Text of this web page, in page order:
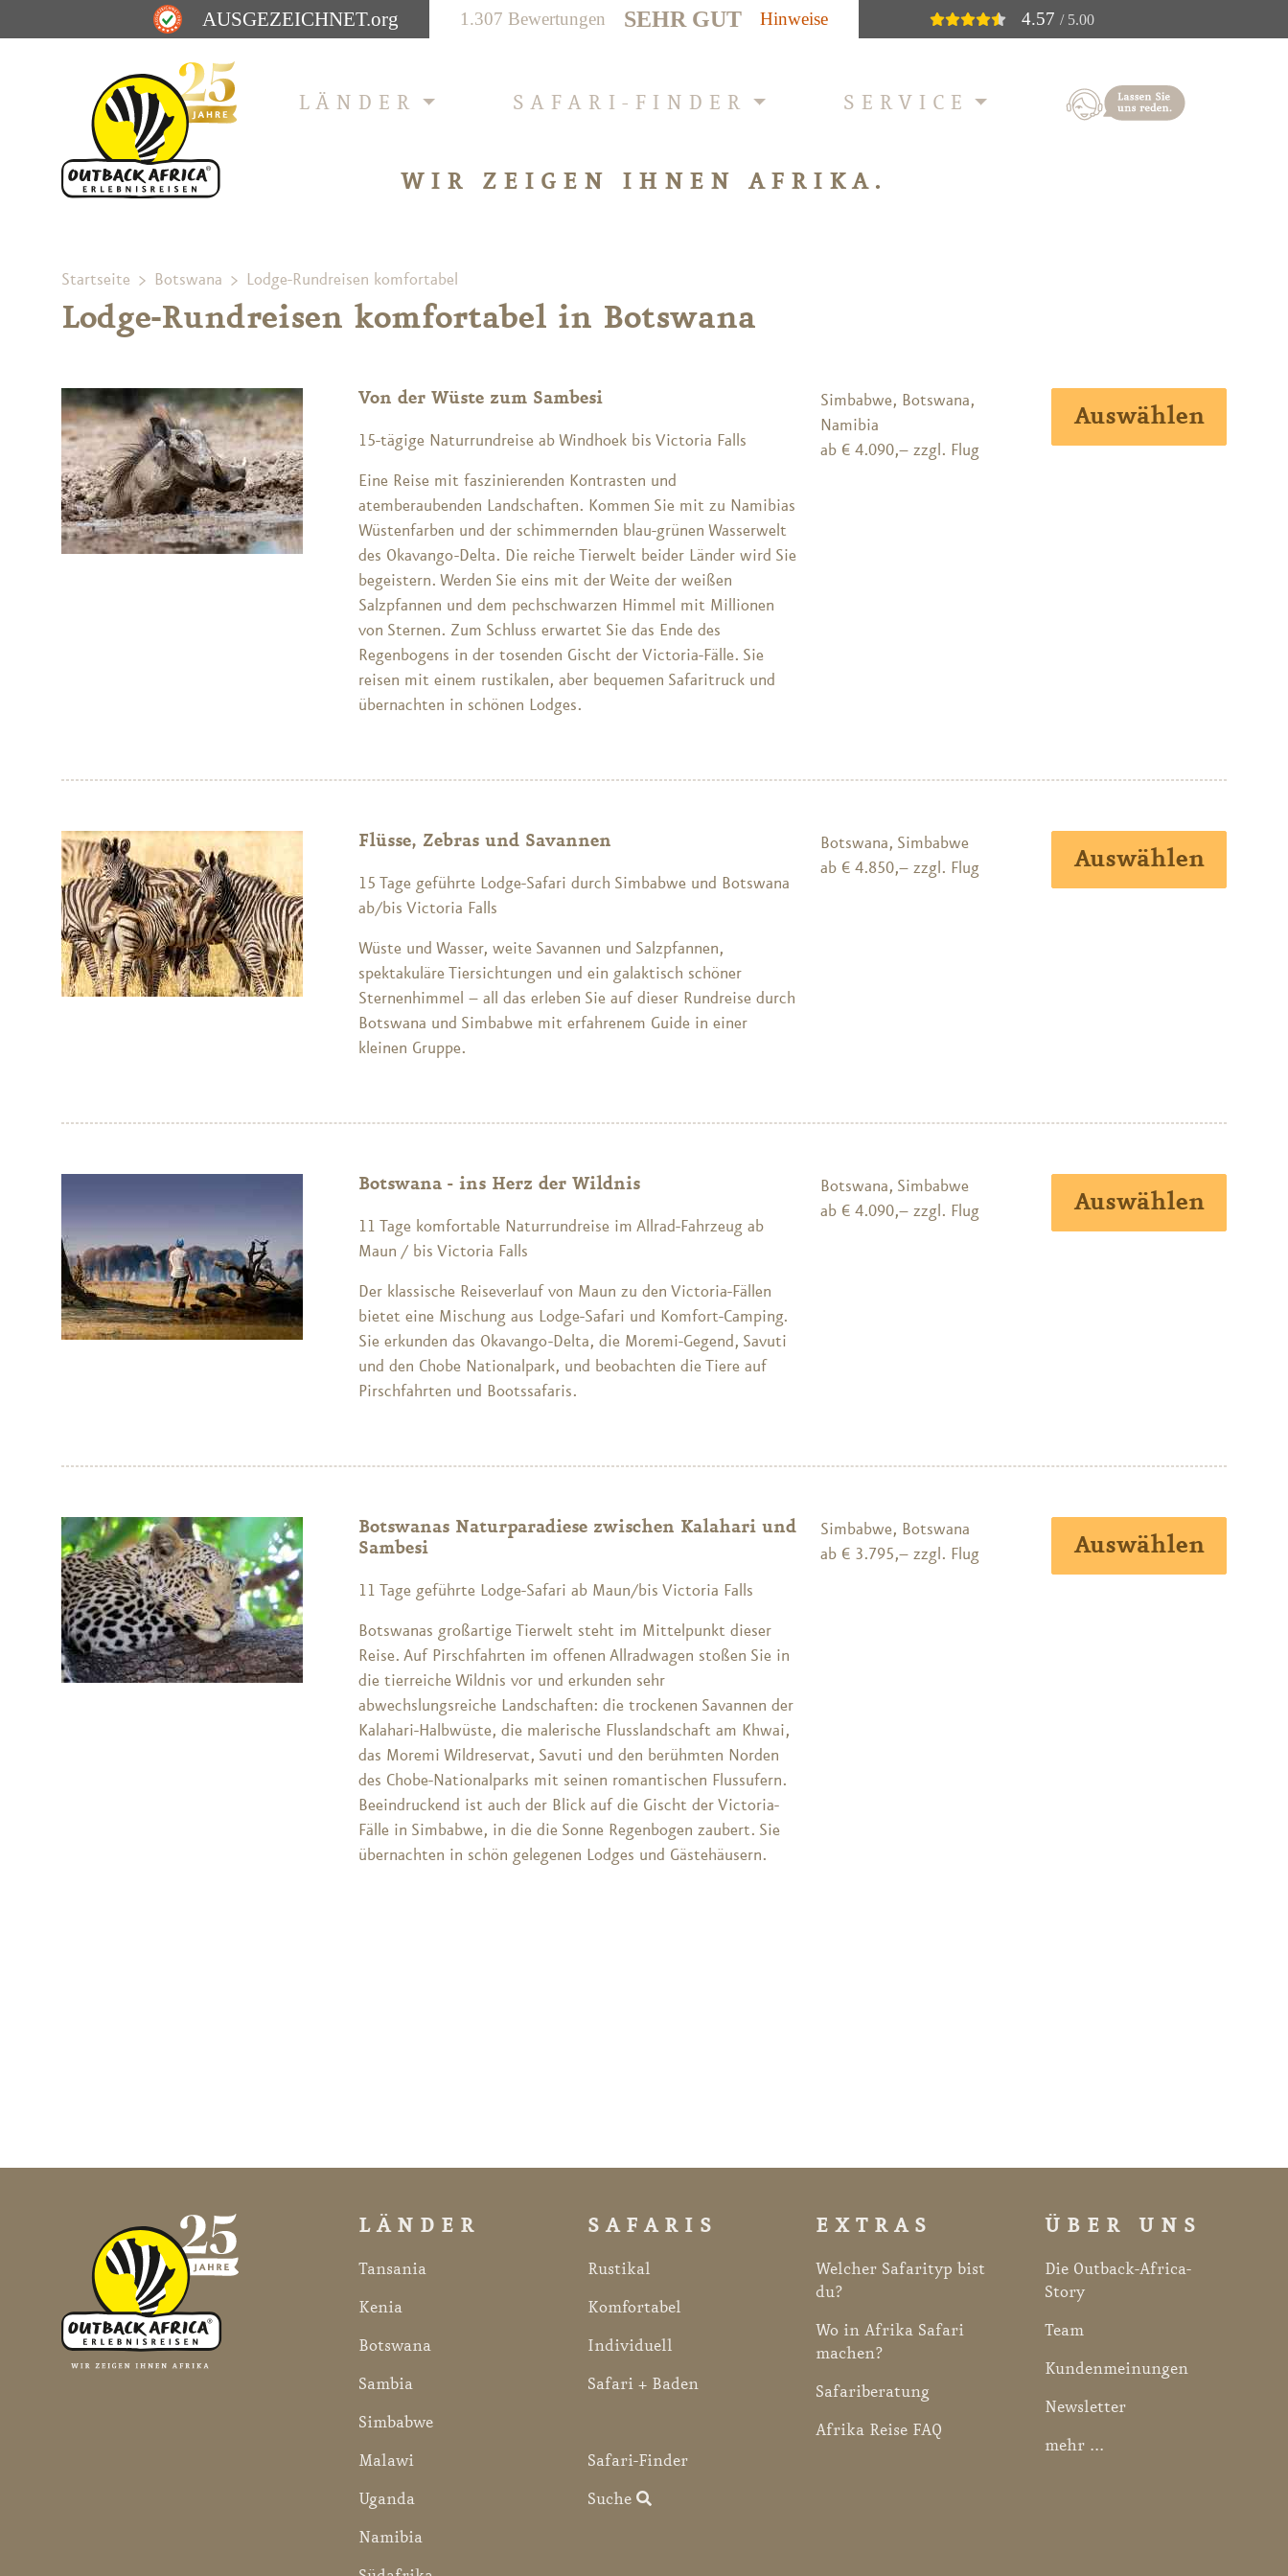
AUSGEZEICHNET.org 1.307 Bewertungen SEHR GUT Hinweise 4.57/ 5.00
LÄNDER SAFARI-FINDER SERVICE
WIR ZEIGEN IHNEN AFRIKA.
Startseite Botswana Lodge-Rundreisen komfortabel
Lodge-Rundreisen komfortabel in Botswana
Von der Wüste zum Sambesi
15-tägige Naturrundreise ab Windhoek bis Victoria Falls
Eine Reise mit faszinierenden Kontrasten und
atemberaubenden Landschaften. Kommen Sie mit zu Namibias
Wüstenfarben und der schimmernden blau-grünen Wasserwelt
des Okavango-Delta. Die reiche Tierwelt beider Länder wird Sie
begeistern. Werden Sie eins mit der Weite der weißen
Salzpfannen und dem pechschwarzen Himmel mit Millionen
von Sternen. Zum Schluss erwartet Sie das Ende des
Regenbogens in der tosenden Gischt der Victoria-Fälle. Sie
reisen mit einem rustikalen, aber bequemen Safaritruck und
übernachten in schönen Lodges.
Simbabwe, Botswana,
Namibia
ab € 4.090,– zzgl. Flug
Auswählen
Flüsse, Zebras und Savannen
15 Tage geführte Lodge-Safari durch Simbabwe und Botswana
ab/bis Victoria Falls
Wüste und Wasser, weite Savannen und Salzpfannen,
spektakuläre Tiersichtungen und ein galaktisch schöner
Sternenhimmel – all das erleben Sie auf dieser Rundreise durch
Botswana und Simbabwe mit erfahrenem Guide in einer
kleinen Gruppe.
Botswana, Simbabwe
ab € 4.850,– zzgl. Flug
Auswählen
Botswana - ins Herz der Wildnis
11 Tage komfortable Naturrundreise im Allrad-Fahrzeug ab
Maun / bis Victoria Falls
Der klassische Reiseverlauf von Maun zu den Victoria-Fällen
bietet eine Mischung aus Lodge-Safari und Komfort-Camping.
Sie erkunden das Okavango-Delta, die Moremi-Gegend, Savuti
und den Chobe Nationalpark, und beobachten die Tiere auf
Pirschfahrten und Bootssafaris.
Botswana, Simbabwe
ab € 4.090,– zzgl. Flug
Auswählen
Botswanas Naturparadiese zwischen Kalahari und
Sambesi
11 Tage geführte Lodge-Safari ab Maun/bis Victoria Falls
Botswanas großartige Tierwelt steht im Mittelpunkt dieser
Reise. Auf Pirschfahrten im offenen Allradwagen stoßen Sie in
die tierreiche Wildnis vor und erkunden sehr
abwechslungsreiche Landschaften: die trockenen Savannen der
Kalahari-Halbwüste, die malerische Flusslandschaft am Khwai,
das Moremi Wildreservat, Savuti und den berühmten Norden
des Chobe-Nationalparks mit seinen romantischen Flussufern.
Beeindruckend ist auch der Blick auf die Gischt der Victoria-
Fälle in Simbabwe, in die die Sonne Regenbogen zaubert. Sie
übernachten in schön gelegenen Lodges und Gästehäusern.
Simbabwe, Botswana
ab € 3.795,– zzgl. Flug
Auswählen
LÄNDER
Tansania
Kenia
Botswana
Sambia
Simbabwe
Malawi
Uganda
Namibia
SAFARIS
Rustikal
Komfortabel
Individuell
Safari + Baden
Safari-Finder
Suche
EXTRAS
Welcher Safarityp bist
du?
Wo in Afrika Safari
machen?
Safariberatung
Afrika Reise FAQ
ÜBER UNS
Die Outback-Africa-
Story
Team
Kundenmeinungen
Newsletter
mehr ...